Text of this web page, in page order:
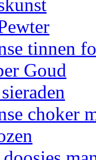
tinnen
Goud
choker